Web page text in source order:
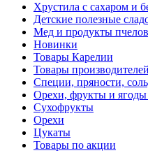
Хрустила с сахаром и
Детские полезные
Мед и продукты
Новинки
Товары Карелии
Товары
Специи, пряности,
Орехи, фрукты и ягоды
Сухофрукты
Орехи
Цукаты
Товары по акции